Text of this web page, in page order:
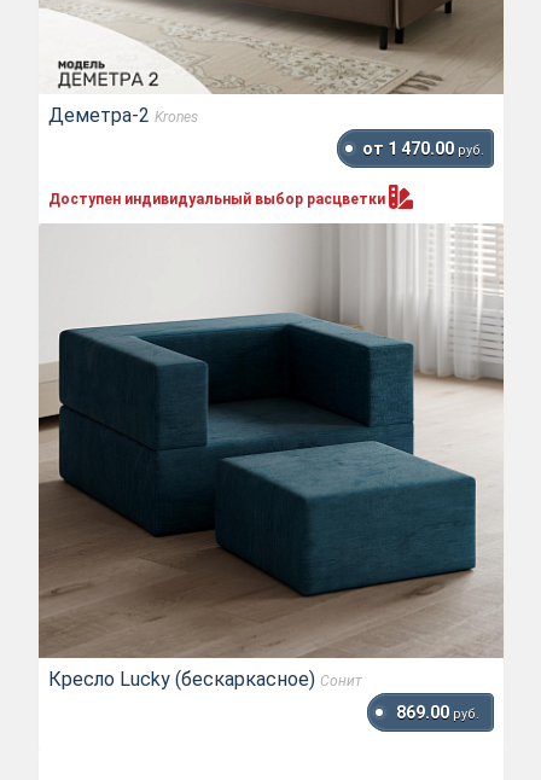
Деметра-2 Krones
от 1 470.00 руб.
Доступен индивидуальный выбор расцветки
Кресло Lucky (бескаркасное) Сонит
869.00 руб.